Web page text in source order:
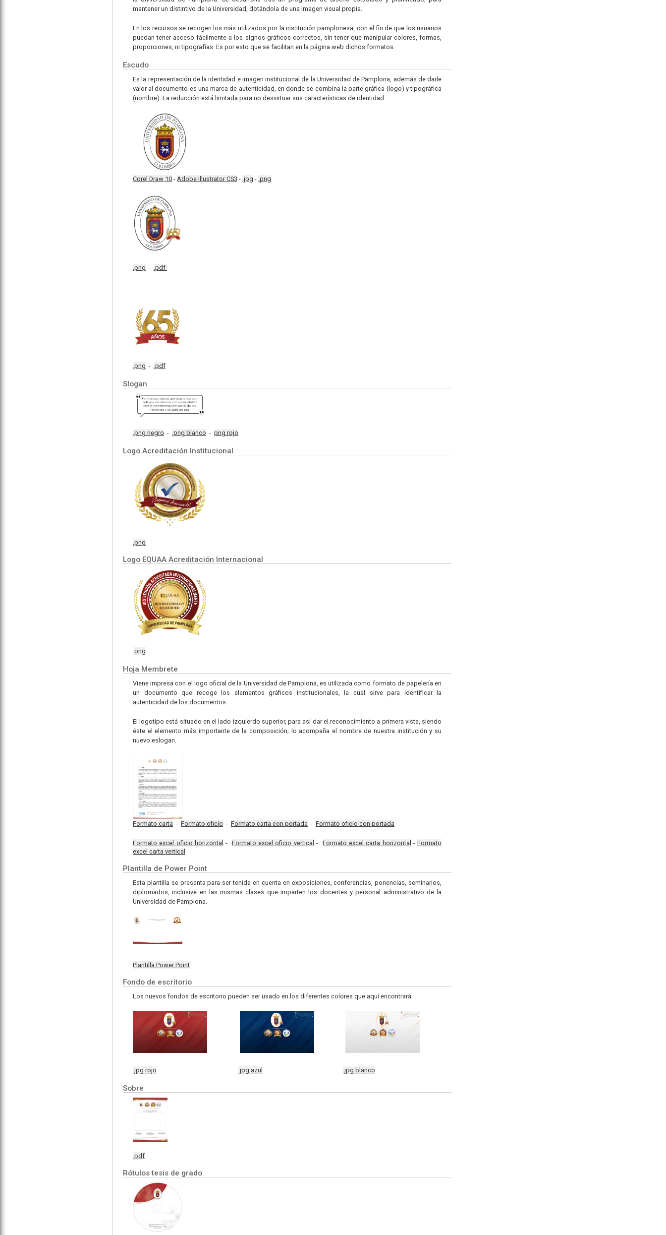
mantener un distintivo de la Universidad, dotándola de una imagen visual propia.
En los recursos se recogen los más utilizados por la institución pamplonesa, con el fin de que los usuarios
puedan tener acceso fácilmente a los signos gráficos correctos, sin tener que manipular colores, formas,
proporciones, ni tipografías. Es por esto que se facilitan en la página web dichos formatos.
Escudo
Es la representación de la identidad e imagen institucional de la Universidad de Pamplona, además de darle
valor al documento es una marca de autenticidad, en donde se combina la parte gráfica (logo) y tipográfica
(nombre). La reducción está limitada para no desvirtuar sus características de identidad.
Corel Draw 10 - Adobe Illustrator CS3 - .jpg - .png
.png - .pdf
.png - .pdf
Slogan
.png negro - .png blanco - png rojo
Logo Acreditación Institucional
.png
Logo EQUAA Acreditación Internacional
.png
Hoja Membrete
Viene impresa con el logo oficial de la Universidad de Pamplona, es utilizada como formato de papelería en
un documento que recoge los elementos gráficos institucionales, la cual sirve para identificar la
autenticidad de los documentos.
El logotipo está situado en el lado izquierdo superior, para así dar el reconocimiento a primera vista, siendo
éste el elemento más importante de la composición; lo acompaña el nombre de nuestra institución y su
nuevo eslogan.
Formato carta - Formato oficio - Formato carta con portada - Formato oficio con portada
Formato excel oficio horizontal - Formato excel oficio vertical - Formato excel carta horizontal -Formato
excel carta vertical
Plantilla de Power Point
Esta plantilla se presenta para ser tenida en cuenta en exposiciones, conferencias, ponencias, seminarios,
diplomados, inclusive en las mismas clases que imparten los docentes y personal administrativo de la
Universidad de Pamplona.
Plantilla Power Point
Fondo de escritorio
Los nuevos fondos de escritorio pueden ser usado en los diferentes colores que aquí encontrará.
.jpg rojo .jpg azul .jpg blanco
Sobre
.pdf
Rótulos tesis de grado